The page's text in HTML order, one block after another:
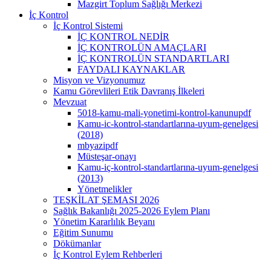
Mazgirt Toplum Sağlığı Merkezi
İç Kontrol
İç Kontrol Sistemi
İÇ KONTROL NEDİR
İÇ KONTROLÜN AMAÇLARI
İÇ KONTROLÜN STANDARTLARI
FAYDALI KAYNAKLAR
Misyon ve Vizyonumuz
Kamu Görevlileri Etik Davranış İlkeleri
Mevzuat
5018-kamu-mali-yonetimi-kontrol-kanunupdf
Kamu-ic-kontrol-standartlarına-uyum-genelgesi
(2018)
mbyazipdf
Müsteşar-onayı
Kamu-iç-kontrol-standartlarına-uyum-genelgesi
(2013)
Yönetmelikler
TEŞKİLAT ŞEMASI 2026
Sağlık Bakanlığı 2025-2026 Eylem Planı
Yönetim Kararlılık Beyanı
Eğitim Sunumu
Dökümanlar
İç Kontrol Eylem Rehberleri